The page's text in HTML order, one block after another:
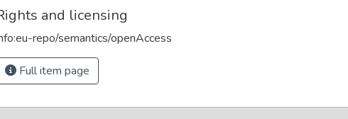
and licensing
repo/semantics/openAccess
Full item page